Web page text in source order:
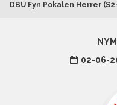
DBU Fyn Pokalen Herrer
02-06-